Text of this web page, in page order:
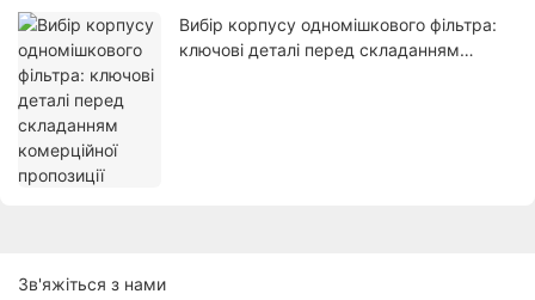
Вибір корпусу одномішкового фільтра:
ключові деталі перед складанням
Зв'яжіться з нами